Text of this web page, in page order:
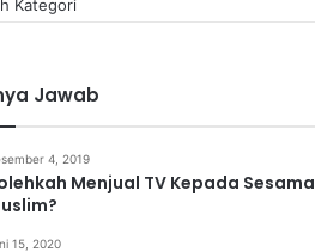
Jawab
4, 2019
Menjual TV Kepada Sesama
15, 2020